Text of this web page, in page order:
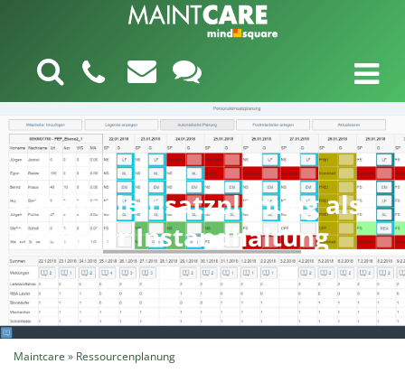
Personaleinsatzplanung als
Basis der Instandhaltung
Maintcare » Ressourcenplanung